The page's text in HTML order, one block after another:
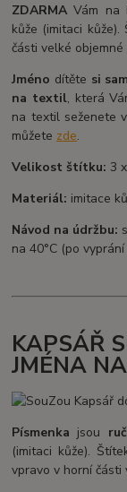
ZDARMAVám na
kůže (imitaci
části velké
Jméno dítěte si
na textil, která
na textil seženete
můžete zde.
Velikost štítku:3
Materiál: imitace
Návod na údržbu:
na 40°C (po
KAPSÁŘ
JMÉNA
Písmenka jsou
(imitaci kůže).
vpravo v horní části